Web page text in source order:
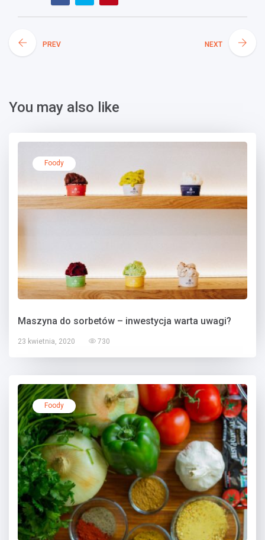
PREV NEXT
You may also like
Foody
Maszyna do sorbetów – inwestycja warta uwagi?
23 kwietnia, 2020 730
Foody